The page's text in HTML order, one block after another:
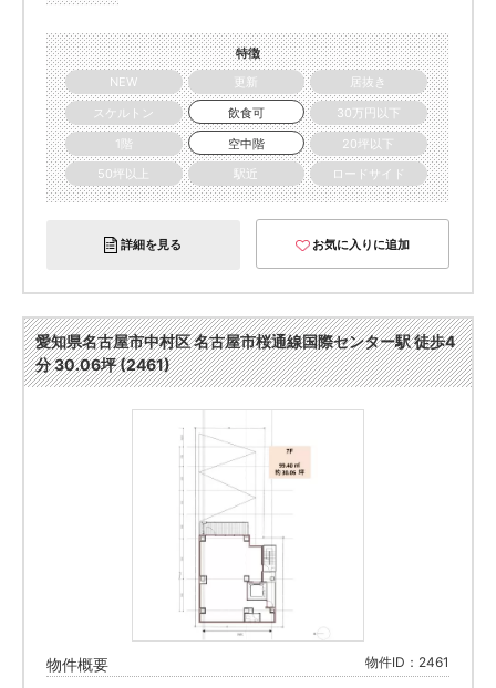
特徴
NEW
更新
居抜き
スケルトン
飲食可
30万円以下
1階
空中階
20坪以下
50坪以上
駅近 ロードサイド
詳細を見る お気に入りに追加
愛知県名古屋市中村区 名古屋市桜通線国際センター駅 徒歩4
分 30.06坪 (2461)
物件概要 物件ID：2461